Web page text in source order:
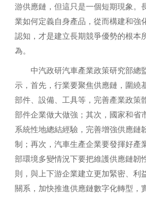
游供應鏈，但這只是一個短期現象。
業如何定義自身產品，從而構建和強
認知，才是建立長期競爭優勢的根本
為。
中汽政研汽車產業政策研究部總
示，首先，行業要聚焦供應鏈，圍繞
部件、設備、工具等，完善產業政策
部件企業做大做強；其次，國家和省
系統性地總結經驗，完善增強供應鏈
制；再次，汽車生產企業要發揮好產
部環境多變情況下要把維護供應鏈韌
則，與上下游企業建立更加緊密、利
關系，加快推進供應鏈數字化轉型，